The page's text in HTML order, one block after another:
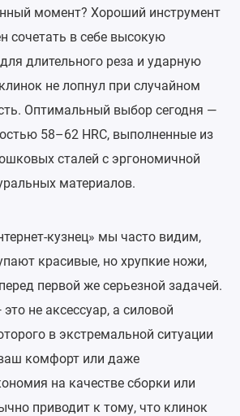
момент? Хороший инструмент
сочетать в себе высокую
длительного реза и ударную
не лопнул при случайном
Оптимальный выбор сегодня —
58–62 HRC, выполненные из
сталей с эргономичной
материалов.
кузнец» мы часто видим,
красивые, но хрупкие ножи,
первой же серьезной задачей.
не аксессуар, а силовой
в экстремальной ситуации
комфорт или даже
на качестве сборки или
приводит к тому, что клинок